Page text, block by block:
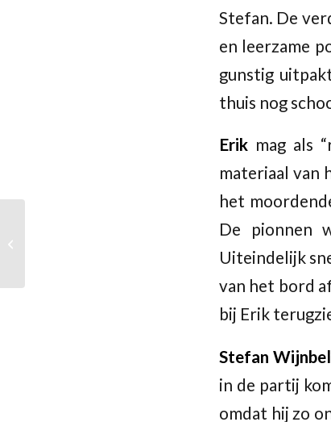
Stefan. De
en leerzame
gunstig
thuis nog
Erik mag als
materiaal van
het
De pionnen
Uiteindelijk
van het bord
bij Erik
Stefan
in de partij
omdat hij zo